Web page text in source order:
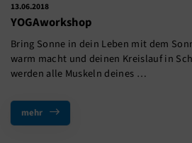
13.06.2018
YOGAworkshop
Bring Sonne in dein Leben mit dem
warm macht und deinen Kreislauf in
werden alle Muskeln deines …
mehr